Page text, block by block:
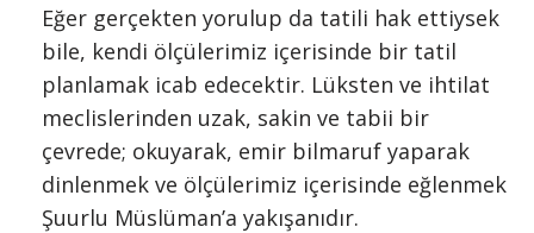
Eğer gerçekten yorulup da tatili hak ettiysek
bile, kendi ölçülerimiz içerisinde bir tatil
planlamak icab edecektir. Lüksten ve ihtilat
meclislerinden uzak, sakin ve tabii bir
çevrede; okuyarak, emir bilmaruf yaparak
dinlenmek ve ölçülerimiz içerisinde eğlenmek
Şuurlu Müslüman’a yakışanıdır.